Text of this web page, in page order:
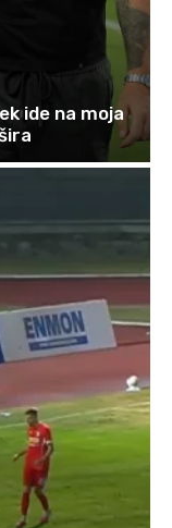
ide na moja